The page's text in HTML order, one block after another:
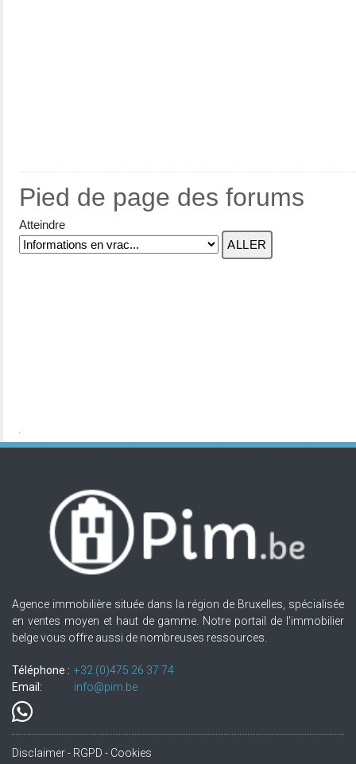
Pied de page des forums
Atteindre
Agence immobilière située dans la région de Bruxelles, spécialisée
en ventes moyen et haut de gamme. Notre portail de l'immobilier
belge vous offre aussi de nombreuses ressources.
Téléphone : +32.(0)475 26 37 74
Email:
info@pim.be
Disclaimer - RGPD - Cookies